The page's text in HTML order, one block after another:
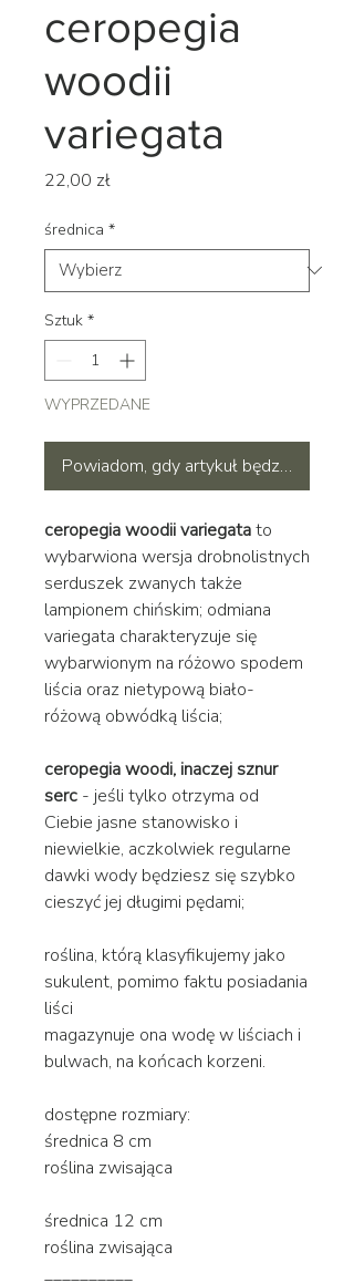
ceropegia
woodii
variegata
22,00 złCena
średnica *
Sztuk *
WYPRZEDANE
Powiadom, gdy artykuł będzie
ceropegia woodii variegatato
wybarwiona wersja drobnolistnych
serduszek zwanych także
lampionem chińskim; odmiana
variegata charakteryzuje się
wybarwionym na różowo spodem
liścia oraz nietypową biało-
różową obwódką liścia;
ceropegia woodi, inaczej sznur
serc - jeśli tylko otrzyma od
Ciebie jasne stanowisko i
niewielkie, aczkolwiek regularne
dawki wody będziesz się szybko
cieszyć jej długimi pędami;
roślina, którą klasyfikujemy jako
sukulent, pomimo faktu posiadania
liści
magazynuje ona wodę w liściach i
bulwach, na końcach korzeni.
dostępne rozmiary:
średnica 8 cm
roślina zwisająca
średnica 12 cm
roślina zwisająca
__________